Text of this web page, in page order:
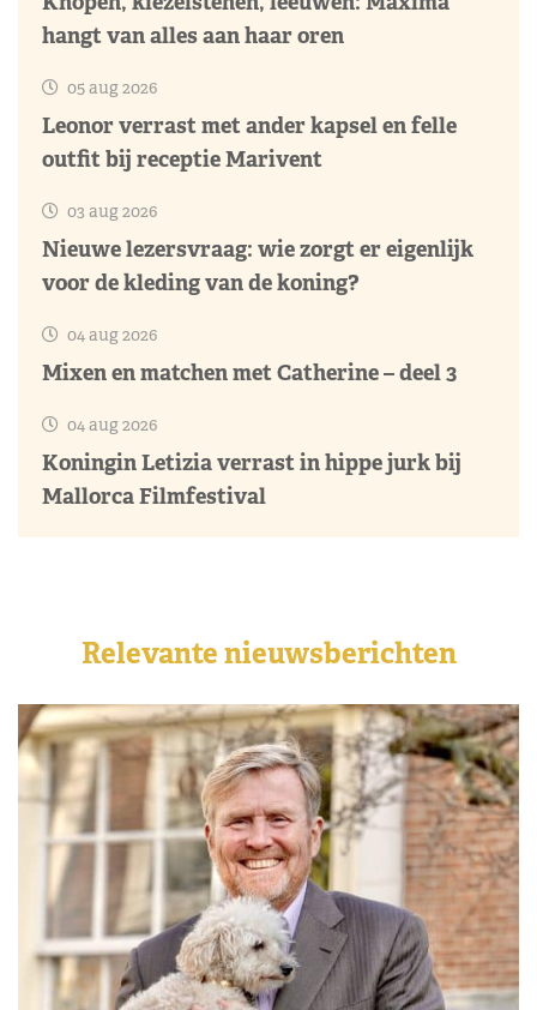
hangt van alles aan haar oren
05 aug 2026
Leonor verrast met ander kapsel en felle
outfit bij receptie Marivent
03 aug 2026
Nieuwe lezersvraag: wie zorgt er eigenlijk
voor de kleding van de koning?
04 aug 2026
Mixen en matchen met Catherine – deel 3
04 aug 2026
Koningin Letizia verrast in hippe jurk bij
Mallorca Filmfestival
Relevante nieuwsberichten